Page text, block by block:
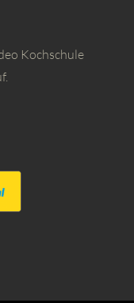
Kochschule